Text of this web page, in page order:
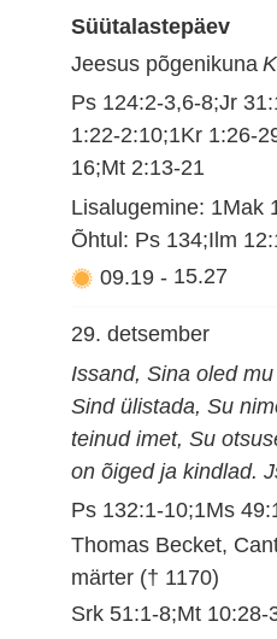
Süütalastepäev
Jeesus põgenikuna
Ps 124:2-3,6-8;Jr
1:22-2:10;1Kr 1:26-
16;Mt 2:13-21
Lisalugemine: 1Mak
Õhtul: Ps 134;Ilm
09.19 - 15.27
29. detsember
Issand, Sina oled
Sind ülistada, Su
teinud imet, Su
on õiged ja kindlad.
Ps 132:1-10;1Ms
Thomas Becket,
märter († 1170)
Srk 51:1-8;Mt 10:28-